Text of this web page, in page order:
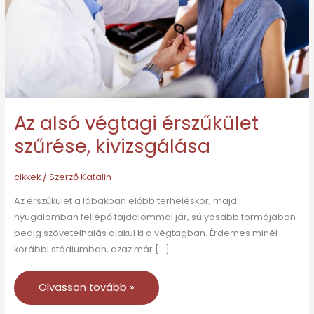
Az alsó végtagi érszűkület
szűrése, kivizsgálása
cikkek/ SzerzőKatalin
Az érszűkület a lábakban előbb terheléskor, majd
nyugalomban fellépő fájdalommal jár, súlyosabb formájában
pedig szövetelhalás alakul ki a végtagban. Érdemes minél
korábbi stádiumban, azaz már […]
kivizsgálása
Olvasson tovább »